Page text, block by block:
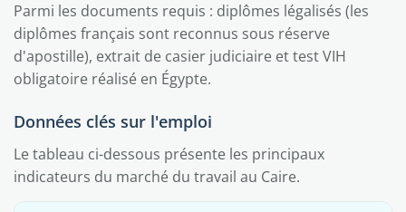
Parmi les documents requis : diplômes légalisés (les
diplômes français sont reconnus sous réserve
d'apostille), extrait de casier judiciaire et test VIH
obligatoire réalisé en Égypte.
Données clés sur l'emploi
Le tableau ci-dessous présente les principaux
indicateurs du marché du travail au Caire.